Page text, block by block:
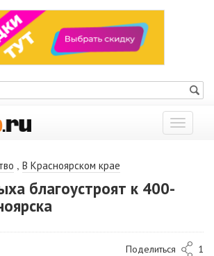
Показать
меню
, В Красноярском крае
благоустроят к 400-
Поделиться 1